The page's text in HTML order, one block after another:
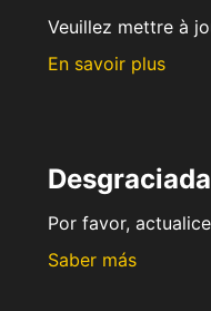
Veuillez mettre à
En savoir plus
Por favor,
Saber más